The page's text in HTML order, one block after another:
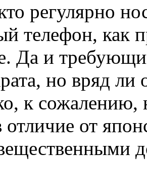
регулярно
телефон, как
Да и
но вряд ли
к
отличие от